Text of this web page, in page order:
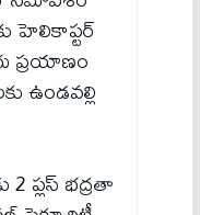
హెలికాప్టర్
ప్రయాణం
ఉండవల్లి
ప్లస్ భద్రతా